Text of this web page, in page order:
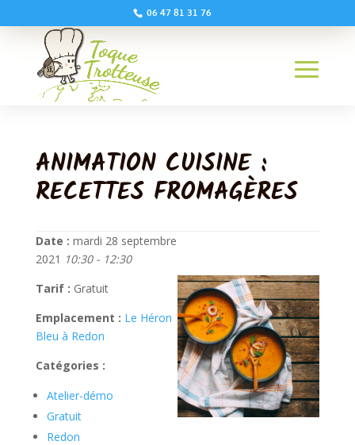
06 47 81 31 76
ANIMATION CUISINE :
RECETTES FROMAGÈRES
Date : mardi 28 septembre
2021 10:30 - 12:30
Tarif : Gratuit
Emplacement : Le Héron
Bleu à Redon
Catégories :
Atelier-démo
Gratuit
Redon